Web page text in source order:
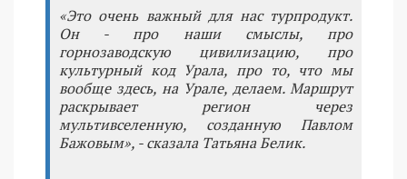
«Это очень важный для нас турпродукт.
Он - про наши смыслы, про
горнозаводскую цивилизацию, про
культурный код Урала, про то, что мы
вообще здесь, на Урале, делаем. Маршрут
раскрывает регион через
мультивселенную, созданную Павлом
Бажовым», - сказала Татьяна Белик.